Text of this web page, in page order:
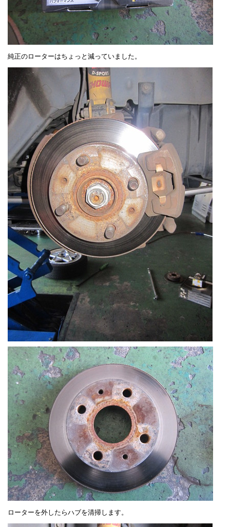
純正のローターはちょっと減っていました。
ローターを外したらハブを清掃します。